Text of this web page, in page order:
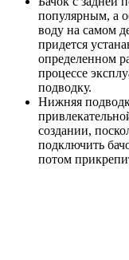
популярным, а
воду на самом
придется
определенном
процессе
подводку.
Нижняя
создании,
подключить
потом